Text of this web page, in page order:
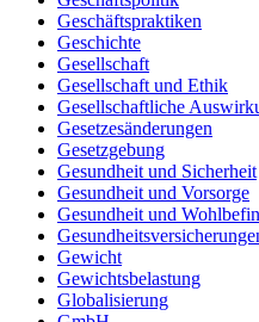
Geschäftspraktiken
Geschichte
Gesellschaft
Gesellschaft und Ethik
Gesellschaftliche
Gesetzesänderungen
Gesetzgebung
Gesundheit und Sicherheit
Gesundheit und Vorsorge
Gesundheit und
Gewicht
Gewichtsbelastung
Globalisierung